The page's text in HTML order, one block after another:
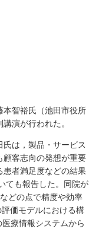
本智裕氏（池田市役所
演が行われた。
は，製品・サービス
顧客志向の発想が重要
患者満足度などの結果
ても報告した。同院が
どの点で精度や効率
価モデルにおける構
療情報システムから